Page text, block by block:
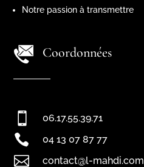
Notre passion à transmettre
Coordonnées
 06.17.55.39.71
 04 13 07 87 77
 contact@l-mahdi.com